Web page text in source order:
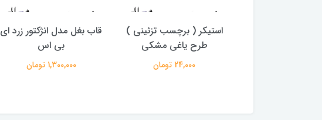
استیکر ( برچسب تزئینی )
طرح یاغی مشکی
24,000 تومان
قاب بغل مدل انژکتور زرد ای
بی اس
1,300,000 تومان